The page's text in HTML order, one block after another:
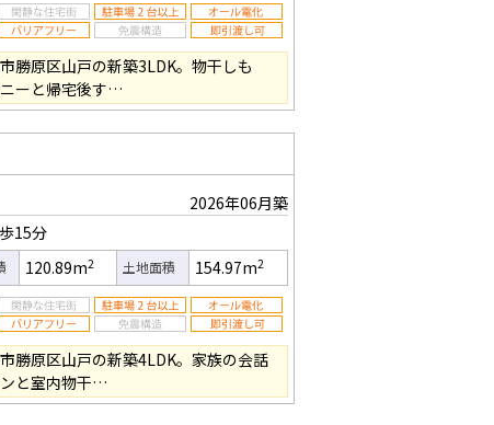
勝原区山戸の新築3LDK。物干しも
ーと帰宅後す…
2026年06月築
15分
120.89m2 土地面積 154.97m2
勝原区山戸の新築4LDK。家族の会話
と室内物干…